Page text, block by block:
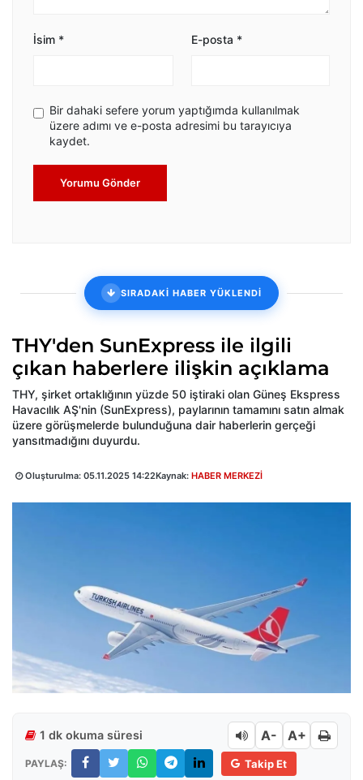
İsim * E-posta *
Bir dahaki sefere yorum yaptığımda kullanılmak
üzere adımı ve e-posta adresimi bu tarayıcıya
kaydet.
Yorumu Gönder
SIRADAKİ HABER YÜKLENDİ
THY'den SunExpress ile ilgili
çıkan haberlere ilişkin açıklama
THY, şirket ortaklığının yüzde 50 iştiraki olan Güneş Ekspress
Havacılık AŞ'nin (SunExpress), paylarının tamamını satın almak
üzere görüşmelerde bulunduğuna dair haberlerin gerçeği
yansıtmadığını duyurdu.
Oluşturulma: 05.11.2025 14:22Kaynak: HABER MERKEZİ
1 dk okuma süresi A- A+
PAYLAŞ: Takip Et